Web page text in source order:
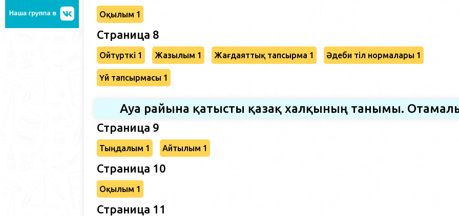
Оқылым 1
Страница 8
Ойтүрткі 1 Жазылым 1 Жағдаяттық тапсырма 1 Әдеби тіл нормалары 1
Үй тапсырмасы 1
Ауа райына қатысты қазақ халқының танымы.
Страница 9
Тыңдалым 1 Айтылым 1
Страница 10
Оқылым 1
Страница 11